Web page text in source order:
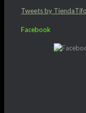
Tweets by
Facebook